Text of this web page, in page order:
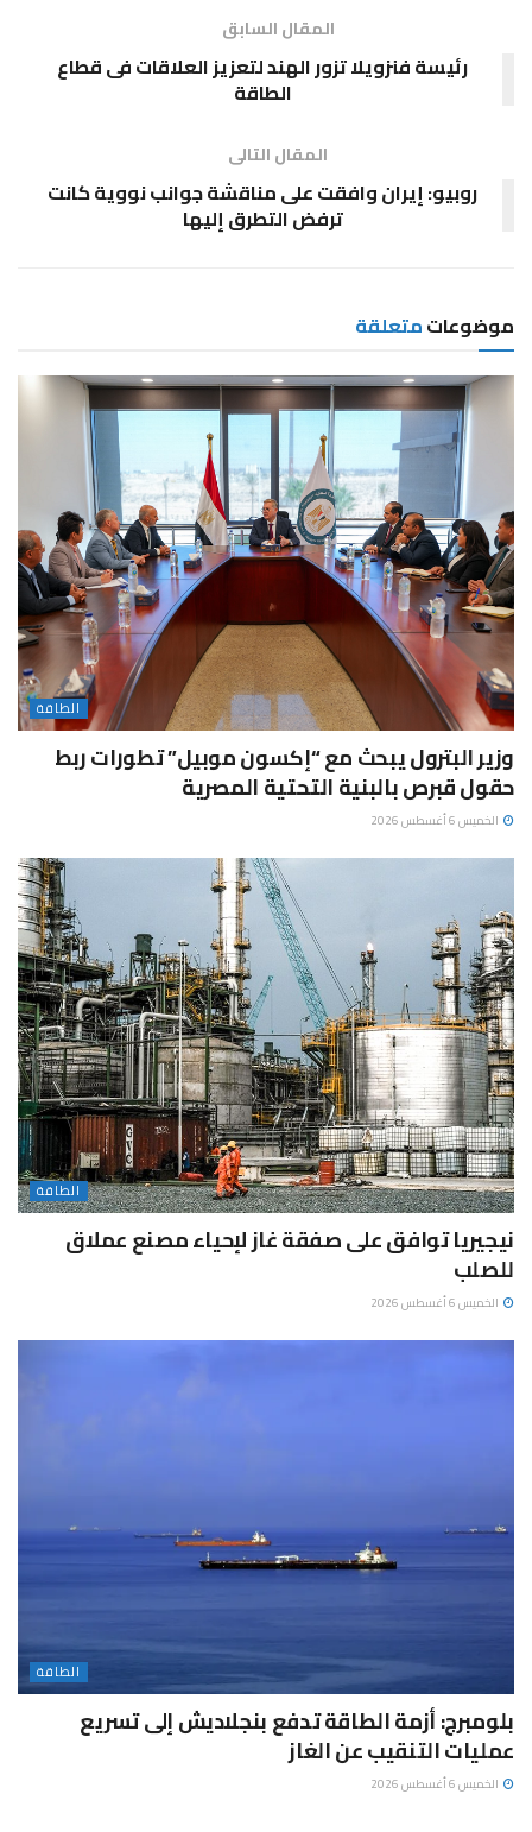
المقال السابق
رئيسة فنزويلا تزور الهند لتعزيز العلاقات فى قطاع
الطاقة
المقال التالى
روبيو: إيران وافقت على مناقشة جوانب نووية كانت
ترفض التطرق إليها
موضوعاتمتعلقة
الطاقة
وزير البترول يبحث مع “إكسون موبيل” تطورات ربط
حقول قبرص بالبنية التحتية المصرية
الخميس 6 أغسطس 2026
الطاقة
نيجيريا توافق على صفقة غاز لإحياء مصنع عملاق
للصلب
الخميس 6 أغسطس 2026
الطاقة
بلومبرج: أزمة الطاقة تدفع بنجلاديش إلى تسريع
عمليات التنقيب عن الغاز
الخميس 6 أغسطس 2026